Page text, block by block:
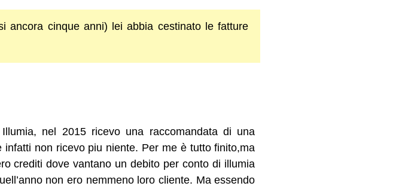
ancora cinque anni) lei abbia cestinato le fatture
nel 2015 ricevo una raccomandata di una
non ricevo piu niente. Per me è tutto finito,ma
crediti dove vantano un debito per conto di illumia
non ero nemmeno loro cliente. Ma essendo